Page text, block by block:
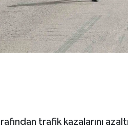
trafik kazalarını